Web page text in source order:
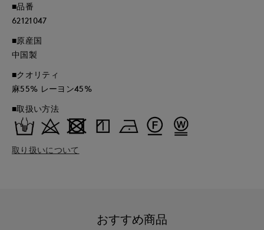
■品番
62121047
■原産国
中国製
■クオリティ
麻55% レーヨン45%
■取扱い方法
取り扱いについて
おすすめ商品